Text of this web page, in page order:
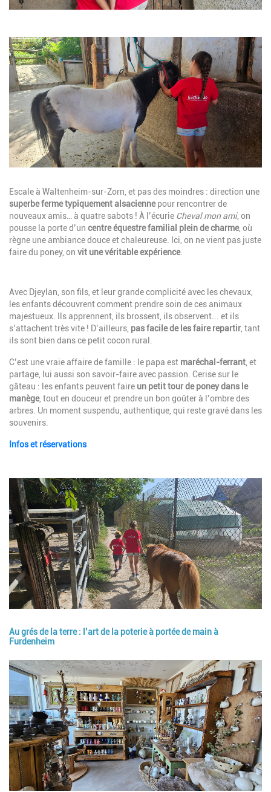
Image
Description
Escale à Waltenheim-sur-Zorn, et pas des moindres : direction une
superbe ferme typiquement alsaciennepour rencontrer de
nouveaux amis… à quatre sabots ! À l’écurie Cheval mon ami, on
pousse la porte d’un centre équestre familial plein de charme, où
règne une ambiance douce et chaleureuse. Ici, on ne vient pas juste
faire du poney, on vit une véritable expérience.
Description
Avec Djeylan, son fils, et leur grande complicité avec les chevaux,
les enfants découvrent comment prendre soin de ces animaux
majestueux. Ils apprennent, ils brossent, ils observent... et ils
s’attachent très vite ! D’ailleurs, pas facile de les faire repartir , tant
ils sont bien dans ce petit cocon rural.
C’est une vraie affaire de famille : le papa est maréchal-ferrant , et
partage, lui aussi son savoir-faire avec passion. Cerise sur le
gâteau : les enfants peuvent faire un petit tour de poney dans le
manège, tout en douceur et prendre un bon goûter à l’ombre des
arbres. Un moment suspendu, authentique, qui reste gravé dans les
souvenirs.
Infos et réservations
Image
Au grés de la terre : l’art de la poterie à portée de main à
Furdenheim
Image